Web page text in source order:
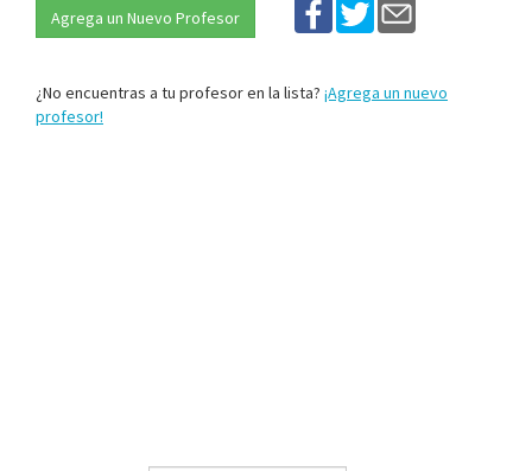
Agrega un Nuevo Profesor
¿No encuentras a tu profesor en la lista? ¡Agrega un nuevo
profesor!